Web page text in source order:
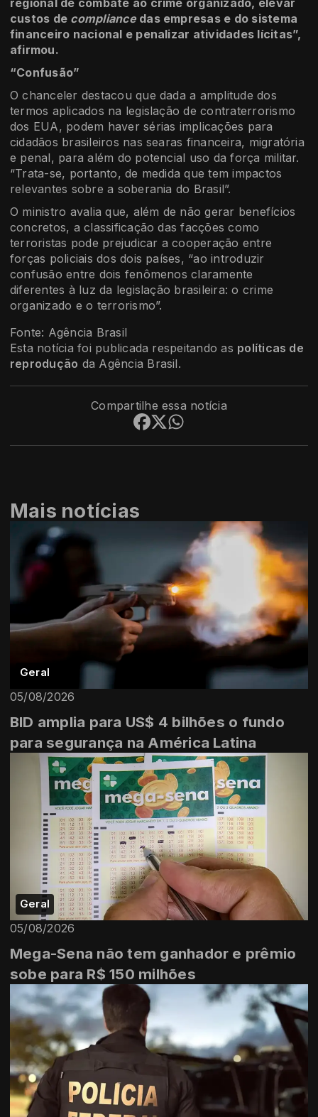
custos de compliancedas empresas e do sistema
financeiro nacional e penalizar atividades lícitas”,
afirmou.
“Confusão”
O chanceler destacou que dada a amplitude dos
termos aplicados na legislação de contraterrorismo
dos EUA, podem haver sérias implicações para
cidadãos brasileiros nas searas financeira, migratória
e penal, para além do potencial uso da força militar.
“Trata-se, portanto, de medida que tem impactos
relevantes sobre a soberania do Brasil”.
O ministro avalia que, além de não gerar benefícios
concretos, a classificação das facções como
terroristas pode prejudicar a cooperação entre
forças policiais dos dois países, “ao introduzir
confusão entre dois fenômenos claramente
diferentes à luz da legislação brasileira: o crime
organizado e o terrorismo”.
Fonte: Agência Brasil
Esta notícia foi publicada respeitando as políticas de
reprodução da Agência Brasil.
Compartilhe essa notícia
Mais notícias
Geral
05/08/2026
BID amplia para US$ 4 bilhões o fundo
para segurança na América Latina
Geral
05/08/2026
Mega-Sena não tem ganhador e prêmio
sobe para R$ 150 milhões